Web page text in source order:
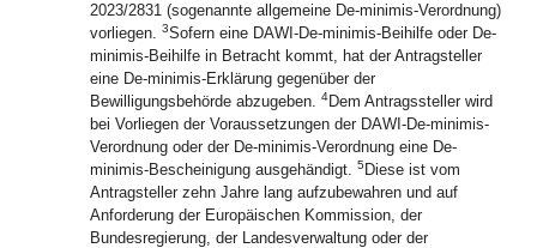
2023/2831 (sogenannte allgemeine De-minimis-Verordnung)
vorliegen. 3Sofern eine DAWI-De-minimis-Beihilfe oder De-
minimis-Beihilfe in Betracht kommt, hat der Antragsteller
eine De-minimis-Erklärung gegenüber der
Bewilligungsbehörde abzugeben. 4Dem Antragssteller wird
bei Vorliegen der Voraussetzungen der DAWI-De-minimis-
Verordnung oder der De-minimis-Verordnung eine De-
minimis-Bescheinigung ausgehändigt. 5 Diese ist vom
Antragsteller zehn Jahre lang aufzubewahren und auf
Anforderung der Europäischen Kommission, der
Bundesregierung, der Landesverwaltung oder der